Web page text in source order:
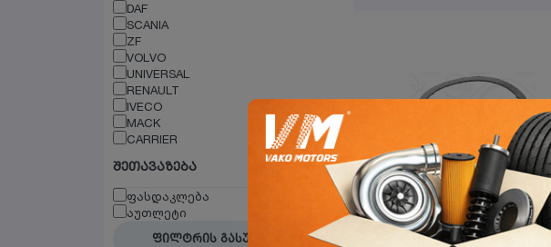
DAF
SCANIA
ZF
VOLVO
UNIVERSAL
RENAULT
IVECO
MACK
CARRIER
შეთავაზება
ფასდაკლება
აუთლეტი
ფილტრის გასუფთავება
EGR-ის მილის საფენი DAF E6
ELRING